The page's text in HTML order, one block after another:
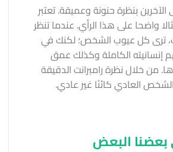
الآخرين بنظرة حنونة وعميقة. تعتبر
واضحا على هذا الرأي. عندما تنظر
ترى كل عيوب الشخص؛ لكنك في
إنسانيته الكاملة وكذلك عمق
من خلال نظرة رامبرانت الدقيقة
العادي كائنًا غير عادي.
بعضنا البعض